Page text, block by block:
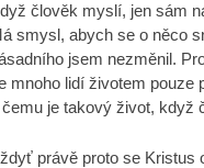
člověk myslí, jen sám
smysl, abych se o něco
jsem nezměnil.
mnoho lidí životem pouze
je takový život, když
právě proto se Kristus